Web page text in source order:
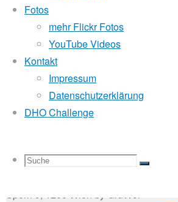
Fotos
mehr Flickr Fotos
YouTube Videos
Kontakt
Impressum
Datenschutzerklärung
DHO Challenge
Suche
Suchen
Suche
2011
2011
2017
Godfrey Donauhort Club Kit
Sternfahrten Archiv
Ruderlinks-
Impressum-
nach:
Sporn 9, 1200 Wien by GruWol